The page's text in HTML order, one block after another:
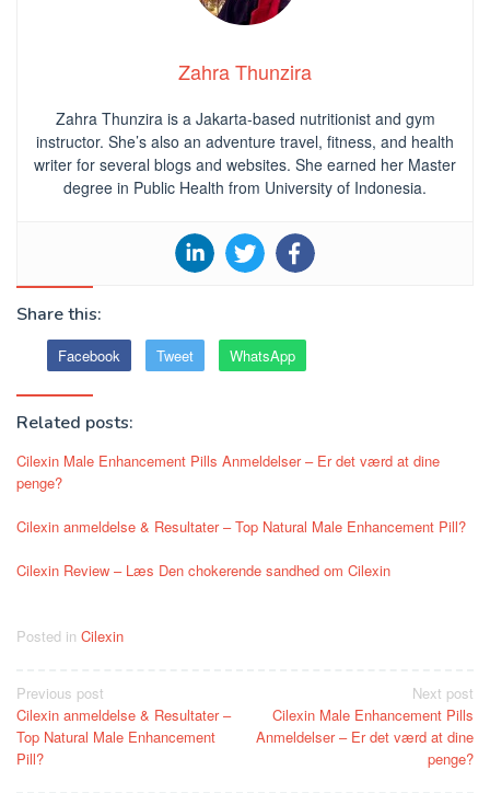
Zahra Thunzira
Zahra Thunzira is a Jakarta-based nutritionist and gym
instructor. She’s also an adventure travel, fitness, and health
writer for several blogs and websites. She earned her Master
degree in Public Health from University of Indonesia.
Share this:
Facebook Tweet WhatsApp
Related posts:
Cilexin Male Enhancement Pills Anmeldelser – Er det værd at dine
penge?
Cilexin anmeldelse & Resultater – Top Natural Male Enhancement Pill?
Cilexin Review – Læs Den chokerende sandhed om Cilexin
Posted in Cilexin
Post
navigation
Previous post
Cilexin anmeldelse & Resultater –
Top Natural Male Enhancement
Pill?
Next post
Cilexin Male Enhancement Pills
Anmeldelser – Er det værd at dine
penge?